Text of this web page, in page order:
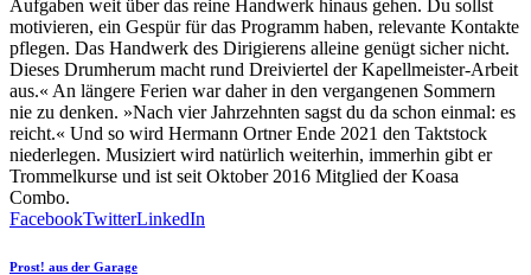
Aufgaben weit über das reine Handwerk hinaus gehen. Du sollst
motivieren, ein Gespür für das Programm haben, relevante Kontakte
pflegen. Das Handwerk des Dirigierens alleine genügt sicher nicht.
Dieses Drumherum macht rund Dreiviertel der Kapellmeister-Arbeit
aus.« An längere Ferien war daher in den vergangenen Sommern
nie zu denken. »Nach vier Jahrzehnten sagst du da schon einmal: es
reicht.« Und so wird Hermann Ortner Ende 2021 den Taktstock
niederlegen. Musiziert wird natürlich weiterhin, immerhin gibt er
Trommelkurse und ist seit Oktober 2016 Mitglied der Koasa
Combo.
FacebookTwitterLinkedIn
Prost! aus der Garage